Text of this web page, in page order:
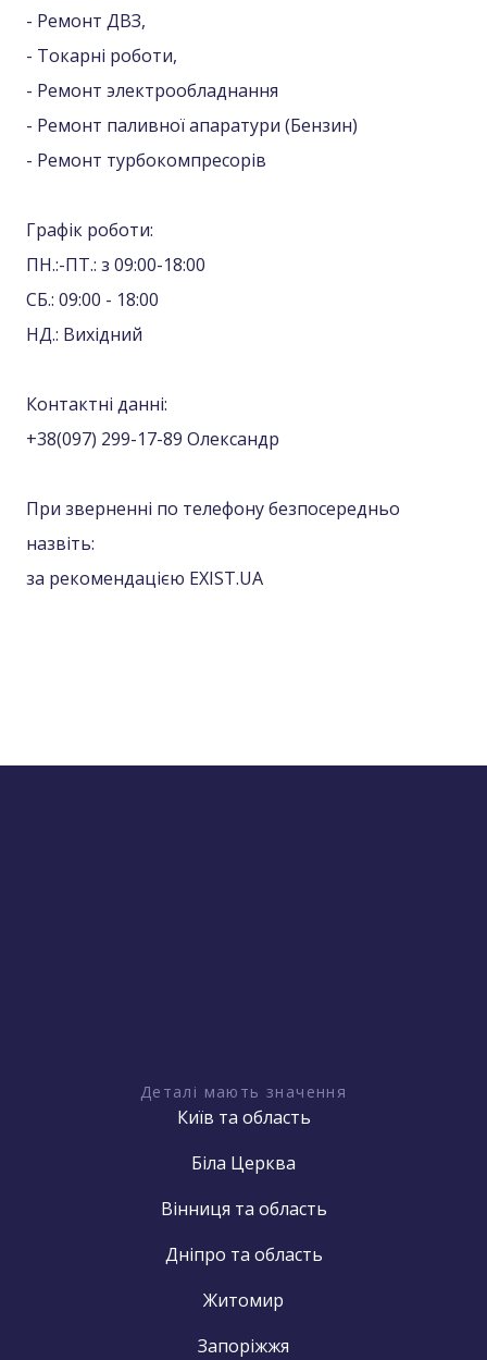
- Ремонт ДВЗ,
- Токарні роботи,
- Ремонт электрообладнання
- Ремонт паливної апаратури (Бензин)
- Ремонт турбокомпресорів
Графік роботи:
ПН.:-ПТ.: з 09:00-18:00
СБ.: 09:00 - 18:00
НД.: Вихідний
Контактні данні:
+38(097) 299-17-89 Олександр
При зверненні по телефону безпосередньо
назвіть:
за рекомендацією EXIST.UA
Деталі мають значення
Київ та область
Біла Церква
Вінниця та область
Дніпро та область
Житомир
Запоріжжя